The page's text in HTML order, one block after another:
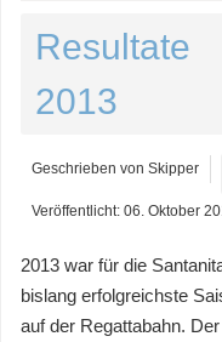
Resultate
2013
Geschrieben von Skipper
Veröffentlicht: 06. Oktober
2013 war für die
bislang erfolgreichste
auf der Regattabahn. Der